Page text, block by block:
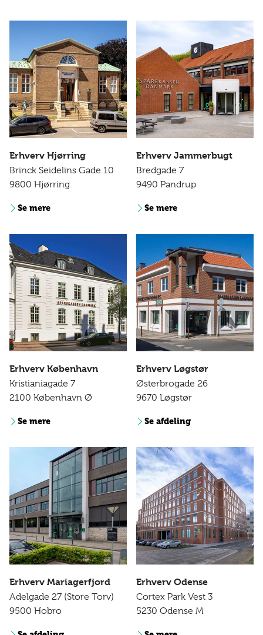
Erhverv Hjørring
Brinck Seidelins Gade 10
9800 Hjørring
Se mere
Erhverv Jammerbugt
Bredgade 7
9490 Pandrup
Se mere
Erhverv København
Kristianiagade 7
2100 København Ø
Se mere
Erhverv Løgstør
Østerbrogade 26
9670 Løgstør
Se afdeling
Erhverv Mariagerfjord
Adelgade 27 (Store Torv)
9500 Hobro
Erhverv Odense
Cortex Park Vest 3
5230 Odense M